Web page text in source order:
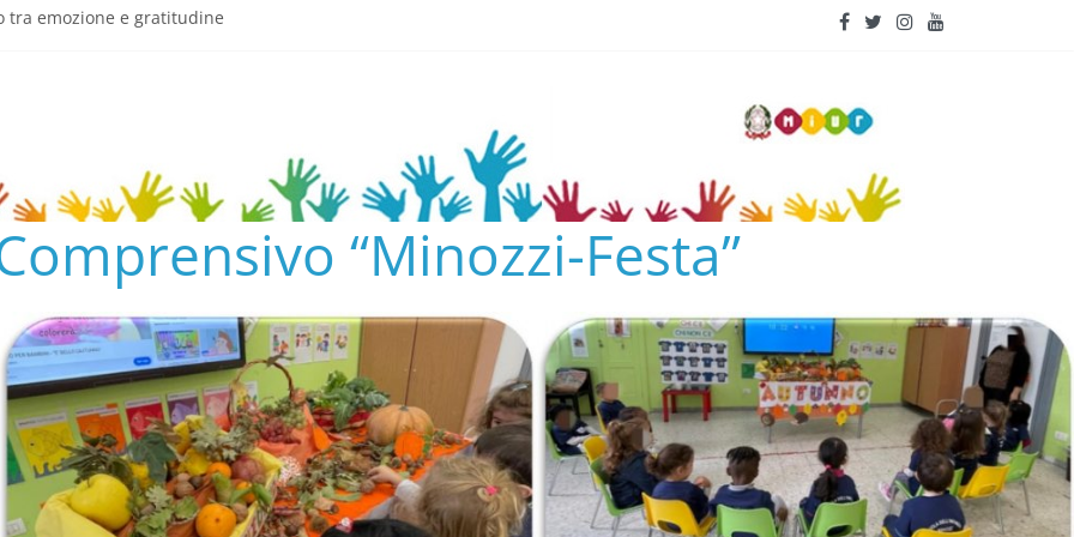
tra emozione e gratitudine
AL COLLEGIO E AL CONSIGLIO DI ISTITUTO 2024/25
“Minozzi-Festa”